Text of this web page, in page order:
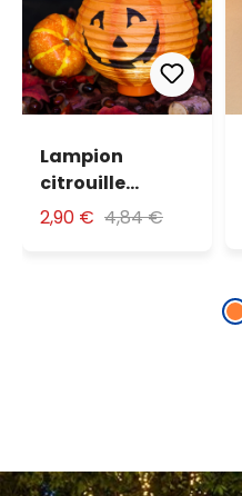
Lampion
citrouille
Halloween Ø 20
2,90 € 4,84 €